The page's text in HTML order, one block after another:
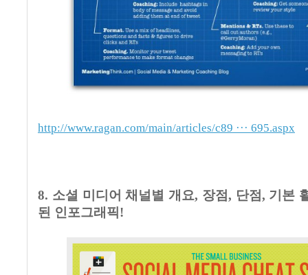
http://www.ragan.com/main/articles/c89 ··· 695.aspx
8. 소셜 미디어 채널별 개요, 장점, 단점, 기본
된 인포그래픽 !